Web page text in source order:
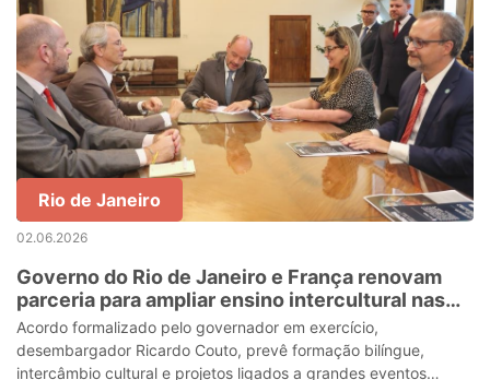
Rio de Janeiro
02.06.2026
Governo do Rio de Janeiro e França renovam
parceria para ampliar ensino intercultural nas
escolas estaduais
Acordo formalizado pelo governador em exercício,
desembargador Ricardo Couto, prevê formação bilíngue,
intercâmbio cultural e projetos ligados a grandes eventos